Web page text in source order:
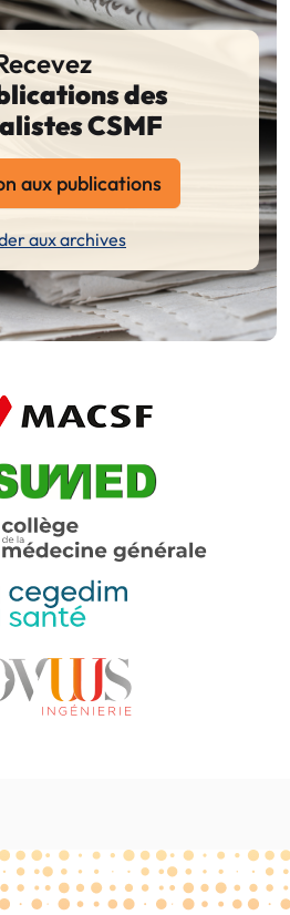
des
CSMF
aux publications
aux archives